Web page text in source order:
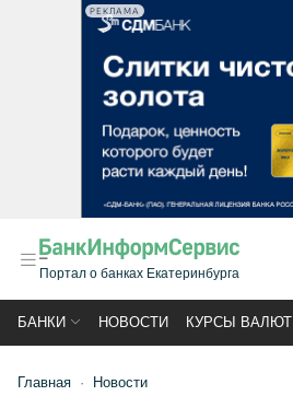
РЕКЛАМА
Портал о банках Екатеринбурга
БАНКИ НОВОСТИ КУРСЫ ВАЛЮТ
Главная Новости